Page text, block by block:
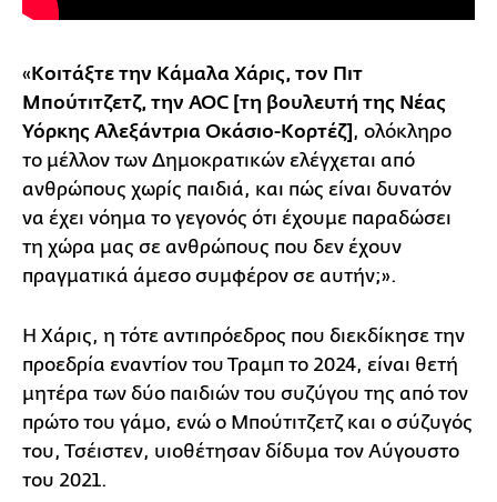
«Κοιτάξτε την Κάμαλα Χάρις, τον Πιτ
Μπούτιτζετζ, την AOC [τη βουλευτή της Νέας
Υόρκης Αλεξάντρια Οκάσιο-Κορτέζ] , ολόκληρο
το μέλλον των Δημοκρατικών ελέγχεται από
ανθρώπους χωρίς παιδιά, και πώς είναι δυνατόν
να έχει νόημα το γεγονός ότι έχουμε παραδώσει
τη χώρα μας σε ανθρώπους που δεν έχουν
πραγματικά άμεσο συμφέρον σε αυτήν;».
Η Χάρις, η τότε αντιπρόεδρος που διεκδίκησε την
προεδρία εναντίον του Τραμπ το 2024, είναι θετή
μητέρα των δύο παιδιών του συζύγου της από τον
πρώτο του γάμο, ενώ ο Μπούτιτζετζ και ο σύζυγός
του, Τσέιστεν, υιοθέτησαν δίδυμα τον Αύγουστο
του 2021.